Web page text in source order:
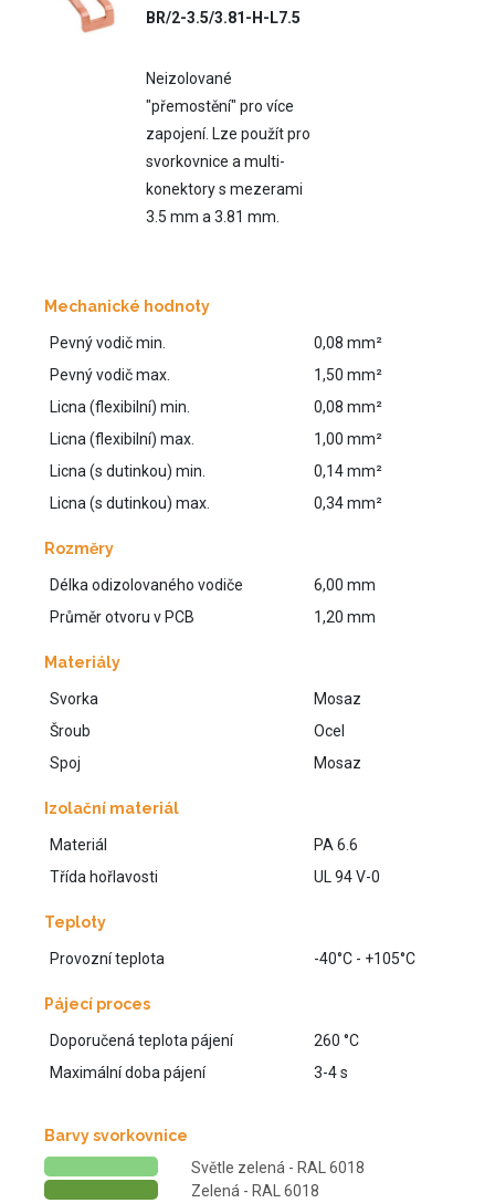
BR/2-3.5/3.81-H-L7.5
Neizolované
"přemostění" pro více
zapojení. Lze použít pro
svorkovnice a multi-
konektory s mezerami
3.5 mm a 3.81 mm.
Mechanické hodnoty
Pevný vodič min.
0,08 mm²
Pevný vodič max.
1,50 mm²
Licna (flexibilní) min.
0,08 mm²
Licna (flexibilní) max.
1,00 mm²
Licna (s dutinkou) min.
0,14 mm²
Licna (s dutinkou) max.
0,34 mm²
Rozměry
Délka odizolovaného vodiče
6,00 mm
Průměr otvoru v PCB
1,20 mm
Materiály
Svorka
Mosaz
Šroub
Ocel
Spoj
Mosaz
Izolační materiál
Materiál
PA 6.6
Třída hořlavosti
UL 94 V-0
Teploty
Provozní teplota -40°C - +105°C
Pájecí proces
Doporučená teplota pájení
260 °C
Maximální doba pájení
3-4 s
Barvy svorkovnice
Světle zelená - RAL 6018
Zelená - RAL 6018